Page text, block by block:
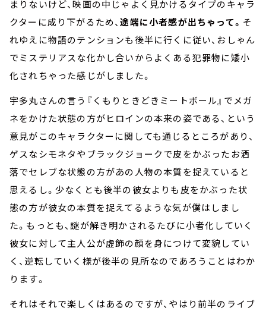
まりないけど、映画の中じゃよく見かけるタイプのキャラ
クターに成り下がるため、途端に小者感が出ちゃって。 そ
れゆえに物語のテンションも後半に行くに従い、おしゃん
でミステリアスな化かし合いからよくある犯罪物に矮小
化されちゃった感じがしました。
宇多丸さんの言う『くもりときどきミートボール』でメガ
ネをかけた状態の方がヒロインの本来の姿である、という
意見がこのキャラクターに関しても通じるところがあり、
ゲスなシモネタやブラックジョークで皮をかぶったお洒
落でセレブな状態の方があの人物の本質を捉えていると
思えるし。少なくとも後半の彼女よりも皮をかぶった状
態の方が彼女の本質を捉えてるような気が僕はしまし
た。もっとも、謎が解き明かされるたびに小者化していく
彼女に対して主人公が虚飾の顔を身につけて変貌してい
く、逆転していく様が後半の見所なのであろうことはわか
ります。
それはそれで楽しくはあるのですが、やはり前半のライブ